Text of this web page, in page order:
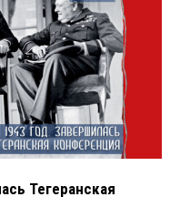
Тегеранская